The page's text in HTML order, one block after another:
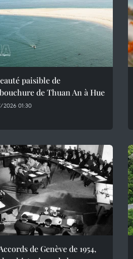
paisible de
de Thuan An à Hue
01:30
de Genève de 1954,